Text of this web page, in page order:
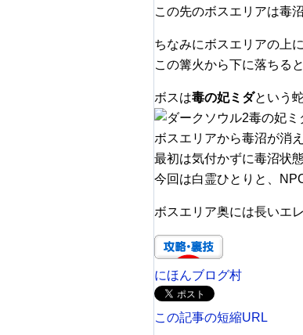
この先のボスエリアは毒
ちなみにボスエリアの上
この篝火から下に落ちる
ボスは毒の妃ミダという蛇
ボスエリアから毒沼が消
最初は気付かずに毒沼状
今回は白霊ひとりと、
ボスエリア奥には長いエ
にほんブログ村
この記事の短縮URL